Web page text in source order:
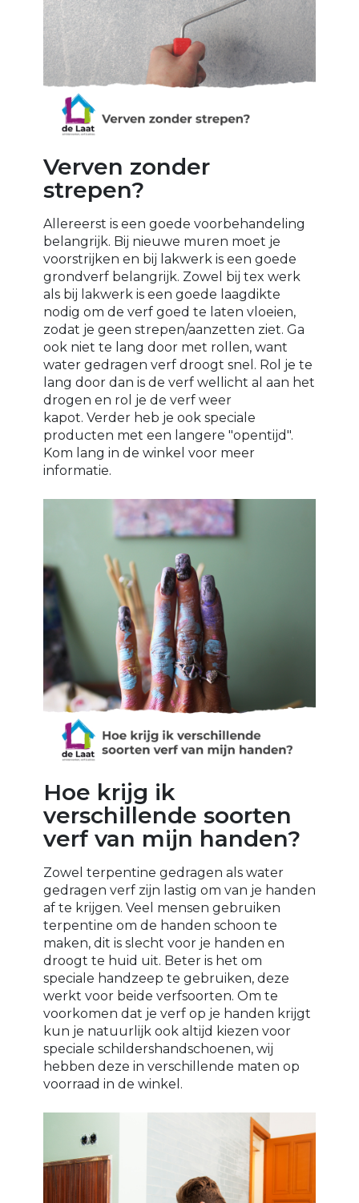
Verven zonder
strepen?
Allereerst is een goede voorbehandeling
belangrijk. Bij nieuwe muren moet je
voorstrijken en bij lakwerk is een goede
grondverf belangrijk.⁠ Zowel bij tex werk
als bij lakwerk is een goede laagdikte
nodig om de verf goed te laten vloeien,
zodat je geen strepen/aanzetten ziet. Ga
ook niet te lang door met rollen, want
water gedragen verf droogt snel. Rol je te
lang door dan is de verf wellicht al aan het
drogen en rol je de verf weer
kapot.⁠ Verder heb je ook speciale
producten met een langere "opentijd".
Kom lang in de winkel voor meer
informatie.⁠
Hoe krijg ik
verschillende soorten
verf van mijn handen?
Zowel terpentine gedragen als water
gedragen verf zijn lastig om van je handen
af te krijgen. Veel mensen gebruiken
terpentine om de handen schoon te
maken, dit is slecht voor je handen en
droogt te huid uit. Beter is het om
speciale handzeep te gebruiken, deze
werkt voor beide verfsoorten. Om te
voorkomen dat je verf op je handen krijgt
kun je natuurlijk ook altijd kiezen voor
speciale schildershandschoenen, wij
hebben deze in verschillende maten op
voorraad in de winkel.